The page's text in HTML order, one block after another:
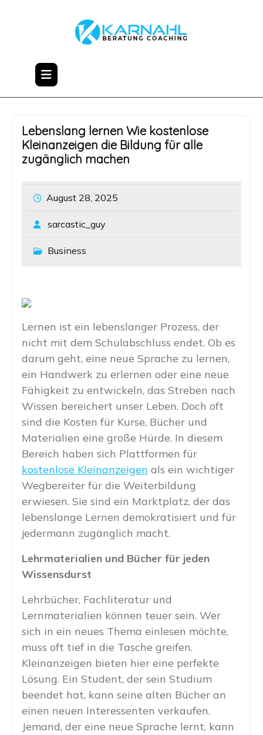
Lebenslang lernen Wie kostenlose
Kleinanzeigen die Bildung für alle
zugänglich machen
August 28, 2025
sarcastic_guy
Business
Lernen ist ein lebenslanger Prozess, der
nicht mit dem Schulabschluss endet. Ob es
darum geht, eine neue Sprache zu lernen,
ein Handwerk zu erlernen oder eine neue
Fähigkeit zu entwickeln, das Streben nach
Wissen bereichert unser Leben. Doch oft
sind die Kosten für Kurse, Bücher und
Materialien eine große Hürde. In diesem
Bereich haben sich Plattformen für
kostenlose Kleinanzeigen als ein wichtiger
Wegbereiter für die Weiterbildung
erwiesen. Sie sind ein Marktplatz, der das
lebenslange Lernen demokratisiert und für
jedermann zugänglich macht.
Lehrmaterialien und Bücher für jeden
Wissensdurst
Lehrbücher, Fachliteratur und
Lernmaterialien können teuer sein. Wer
sich in ein neues Thema einlesen möchte,
muss oft tief in die Tasche greifen.
Kleinanzeigen bieten hier eine perfekte
Lösung. Ein Student, der sein Studium
beendet hat, kann seine alten Bücher an
einen neuen Interessenten verkaufen.
Jemand, der eine neue Sprache lernt, kann